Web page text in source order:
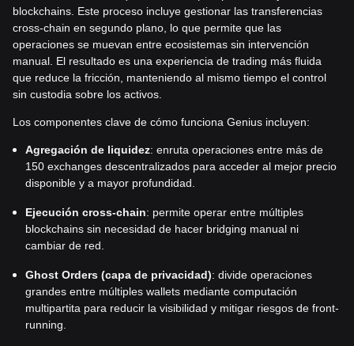
blockchains. Este proceso incluye gestionar las transferencias
cross-chain en segundo plano, lo que permite que las
operaciones se muevan entre ecosistemas sin intervención
manual. El resultado es una experiencia de trading más fluida
que reduce la fricción, manteniendo al mismo tiempo el control
sin custodia sobre los activos.
Los componentes clave de cómo funciona Genius incluyen:
Agregación de liquidez: enruta operaciones entre más de
150 exchanges descentralizados para acceder al mejor precio
disponible y a mayor profundidad.
Ejecución cross-chain: permite operar entre múltiples
blockchains sin necesidad de hacer bridging manual ni
cambiar de red.
Ghost Orders (capa de privacidad): divide operaciones
grandes entre múltiples wallets mediante computación
multipartita para reducir la visibilidad y mitigar riesgos de front-
running.